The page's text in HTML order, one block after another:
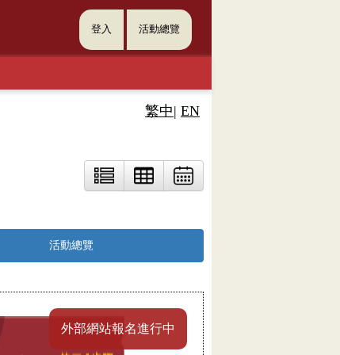
登入 活動總覽
繁中| EN
活動總覽
外部網站報名進行中